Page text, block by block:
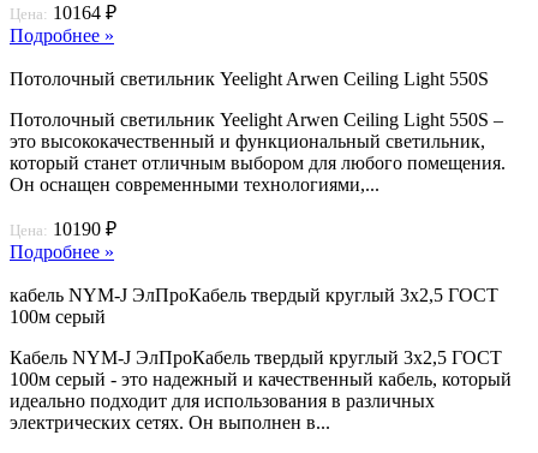
Цена: 10164 ₽
Подробнее »
Потолочный светильник Yeelight Arwen Ceiling Light 550S
Потолочный светильник Yeelight Arwen Ceiling Light 550S –
это высококачественный и функциональный светильник,
который станет отличным выбором для любого помещения.
Он оснащен современными технологиями,...
Цена: 10190 ₽
Подробнее »
кабель NYM-J ЭлПроКабель твердый круглый 3х2,5 ГОСТ
100м серый
Кабель NYM-J ЭлПроКабель твердый круглый 3х2,5 ГОСТ
100м серый - это надежный и качественный кабель, который
идеально подходит для использования в различных
электрических сетях. Он выполнен в...